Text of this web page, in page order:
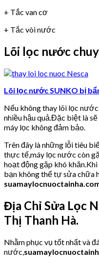
+ Tắc van cơ
+ Tắc vòi nước
Lõi lọc nước
Lõi lọc nước SUNKO bị
Nếu không thay lõi lọc
nhiều hậu quả.Đặc biệt là
máy lọc không đảm bảo.
Trên đây là những lỗi tiêu
thực tế,máy lọc nước còn
hoạt động gặp khó
bạn không thể tự sửa chữa
Địa Chỉ Sửa Lọc
Thị Thanh Hà.
Nhằm phục vụ tốt nhất và
nước,